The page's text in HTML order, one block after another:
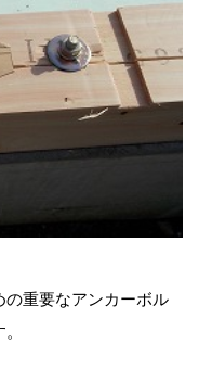
の重要なアンカーボル